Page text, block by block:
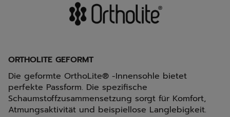
ORTHOLITE GEFORMT
Die geformte OrthoLite® -Innensohle bietet
perfekte Passform. Die spezifische
Schaumstoffzusammensetzung sorgt für Komfort,
Atmungsaktivität und beispiellose Langlebigkeit.